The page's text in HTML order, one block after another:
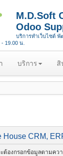
M.D.Soft
Odoo
บริการทำเว็บไซต์ พั
19.00 น.
บริการ สิ
House CRM,
องกรอกข้อมูลตามคว